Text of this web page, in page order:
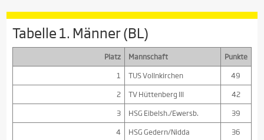
Tabelle 1. Männer (BL)
Platz Mannschaft
Punkte
1
TUS Vollnkirchen
49
2
TV Hüttenberg III
42
3
HSG Eibelsh./Ewersb.
39
4
HSG Gedern/Nidda 36